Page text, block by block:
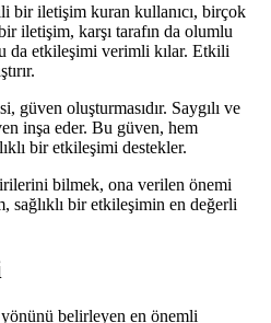
bir iletişim kuran kullanıcı, birçok
iletişim, karşı tarafın da olumlu
da etkileşimi verimli kılar. Etkili
oluşturmasıdır. Saygılı ve
inşa eder. Bu güven, hem
bir etkileşimi destekler.
bilmek, ona verilen önemi
sağlıklı bir etkileşimin en değerli
belirleyen en önemli